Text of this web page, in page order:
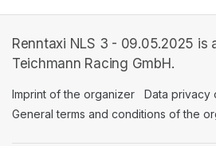
Renntaxi NLS 3 - 09.05.2025 is
Teichmann Racing GmbH.
Imprint of the organizer (opens in a
Data privacy
General terms and conditions of the